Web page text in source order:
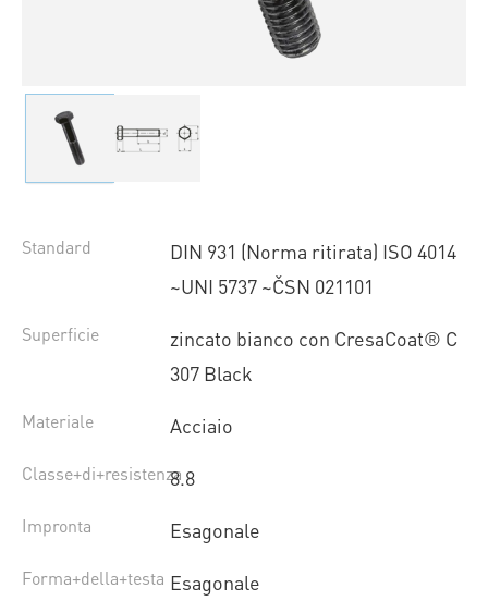
Standard
DIN 931 (Norma ritirata) ISO 4014
~UNI 5737 ~ČSN 021101
Superficie
zincato bianco con CresaCoat® C
307 Black
Materiale Acciaio
Classe+di+resistenza8.8
Impronta Esagonale
Forma+della+testa Esagonale